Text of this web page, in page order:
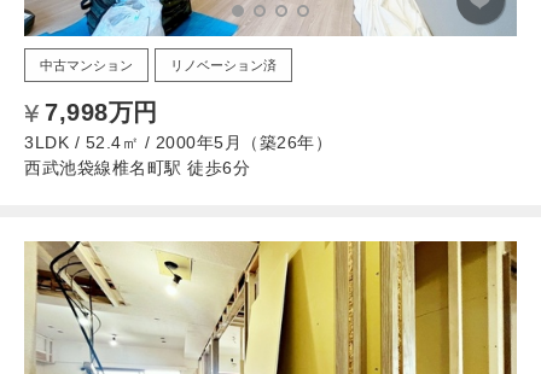
中古マンション リノベーション済
7,998万円
3LDK / 52.4㎡ / 2000年5月（築26年）
西武池袋線椎名町駅 徒歩6分